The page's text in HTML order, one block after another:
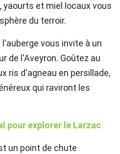
yaourts et miel locaux vous
du terroir.
l'auberge vous invite à un
de l'Aveyron. Goûtez au
ris d'agneau en persillade,
qui raviront les
pour explorer le Larzac
un point de chute